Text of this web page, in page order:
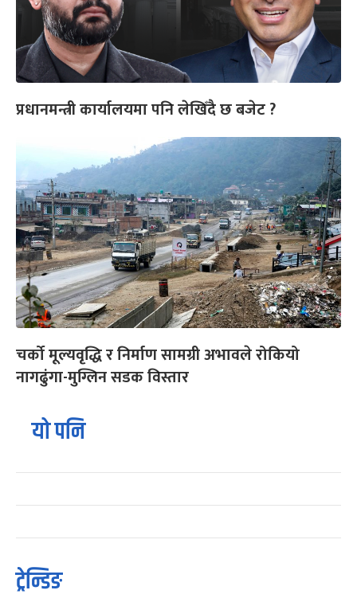
प्रधानमन्त्री कार्यालयमा पनि लेखिँदै छ बजेट ?
चर्को मूल्यवृद्धि र निर्माण सामग्री अभावले रोकियो
नागढुंगा-मुग्लिन सडक विस्तार
यो पनि
ट्रेन्डिङ